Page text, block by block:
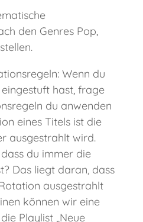
den Genres Pop,
Wenn du
hast, frage
du anwenden
eines Titels ist die
ausgestrahlt wird.
du immer die
Das liegt daran, dass
ausgestrahlt
können wir eine
Playlist „Neue